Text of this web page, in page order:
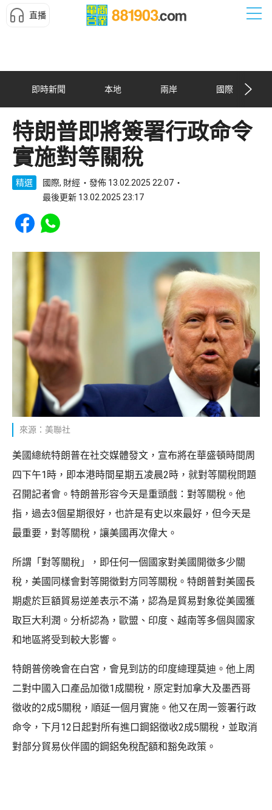
直播
即時新聞 本地 兩岸 國際
特朗普即將簽署行政命令
實施對等關稅
精選 國際, 財經
發佈 13.02.2025 22:07
最後更新 13.02.2025 23:17
Share to Facebook
Share to WhatsApp
來源：美聯社
美國總統特朗普在社交媒體發文，宣布將在華盛頓時間周
四下午1時，即本港時間星期五凌晨2時，就對等關稅問題
召開記者會。特朗普形容今天是重頭戲：對等關稅。他
指，過去3個星期很好，也許是有史以來最好，但今天是
最重要，對等關稅，讓美國再次偉大。
所謂「對等關稅」，即任何一個國家對美國開徵多少關
稅，美國同樣會對等開徵對方同等關稅。特朗普對美國長
期處於巨額貿易逆差表示不滿，認為是貿易對象從美國獲
取巨大利潤。分析認為，歐盟、印度、越南等多個與國家
和地區將受到較大影響。
特朗普傍晚會在白宮，會見到訪的印度總理莫迪。他上周
二對中國入口產品加徵1成關稅，原定對加拿大及墨西哥
徵收的2成5關稅，順延一個月實施。他又在周一簽署行政
命令，下月12日起對所有進口鋼鋁徵收2成5關稅，並取消
對部分貿易伙伴國的鋼鋁免稅配額和豁免政策。